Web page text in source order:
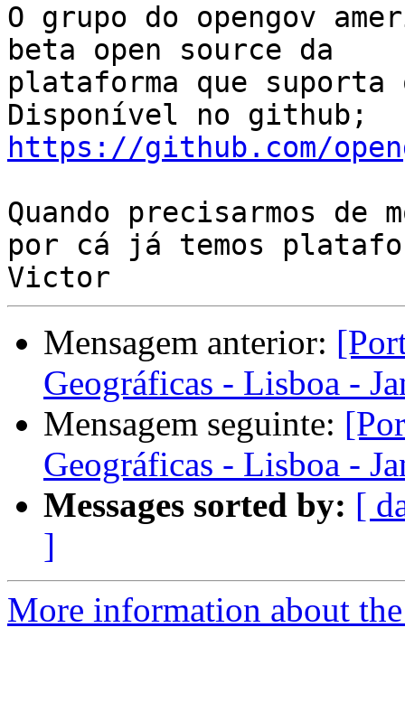
O grupo do opengov
beta open source da
plataforma que suporta
https://github.com/
Quando precisarmos de
por cá já temos
Mensagem anterior:
Geográficas - Lisboa -
Mensagem seguinte:
Geográficas - Lisboa -
Messages sorted by: [
]
More information about